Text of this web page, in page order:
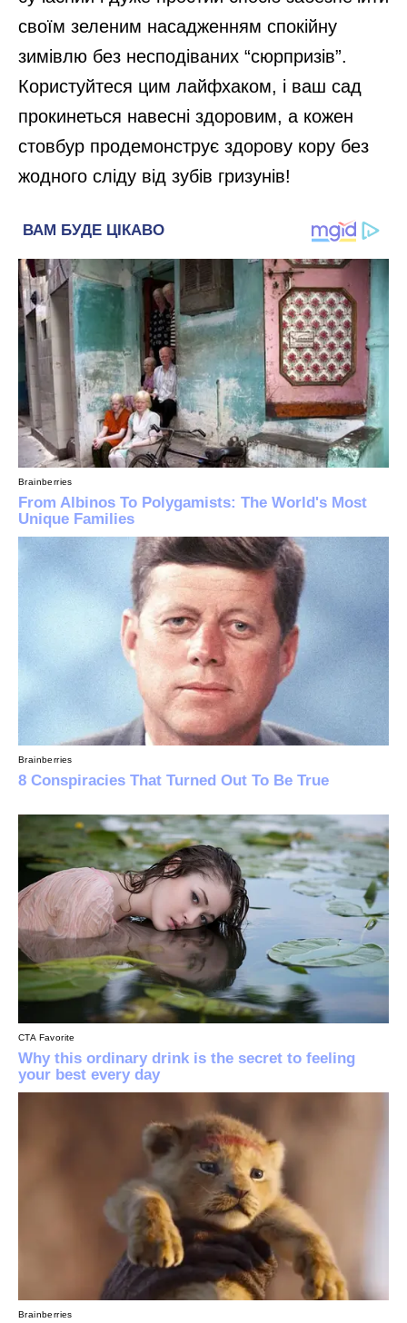
своїм зеленим насадженням спокійну
зимівлю без несподіваних “сюрпризів”.
Користуйтеся цим лайфхаком, і ваш сад
прокинеться навесні здоровим, а кожен
стовбур продемонструє здорову кору без
жодного сліду від зубів гризунів!